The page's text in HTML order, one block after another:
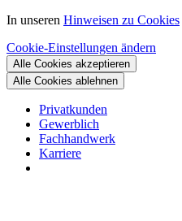
In unseren Hinweisen zu Cookies
Cookie-Einstellungen ändern
Alle Cookies akzeptieren
Alle Cookies ablehnen
Privatkunden
Gewerblich
Fachhandwerk
Karriere